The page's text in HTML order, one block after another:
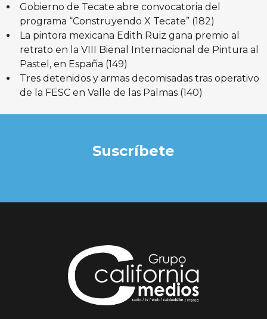
Gobierno de Tecate abre convocatoria del
programa “Construyendo X Tecate” (182)
La pintora mexicana Edith Ruiz gana premio al
retrato en la VIII Bienal Internacional de Pintura al
Pastel, en España (149)
Tres detenidos y armas decomisadas tras operativo
de la FESC en Valle de las Palmas (140)
Suscríbete